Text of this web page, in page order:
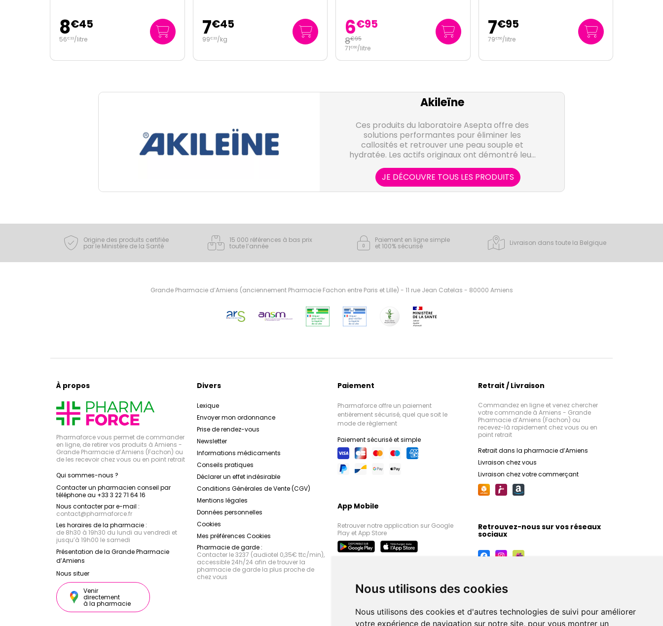
Nous utilisons des cookies
Nous utilisons des cookies et d'autres technologies de suivi pour améliorer
votre expérience de navigation sur notre site, pour vous montrer un
7€45
99€33/kg 6€95
8€95 7€95
79€50/ 3€50
175€00/litre
Akileïne
Ces produits du laboratoire Asepta offre des
solutions performantes pour éliminer les
callosités et retrouver une peau souple et
hydratée. Les actifs originaux ont démontré leur
JE DÉCOUVRE TOUS LES PRODUITS
Origine des produits certifiée
par le Ministère de la Santé
15 000 références à bas prix
toute l’année
Paiement en ligne simple
et 100% sécurisé Livraison dans toute la Belgique
Grande Pharmacie d’Amiens (anciennement Pharmacie Fachon entre Paris et Lille) - 11 rue Jean Catelas - 80000 Amiens
À propos
Pharmaforce vous permet de commander
en ligne, de retirer vos produits à Amiens -
Grande Pharmacie d’Amiens (Fachon) ou
de les recevoir chez vous ou en point retrait
Qui sommes-nous ?
Contacter un pharmacien conseil par
téléphone au +33 3 22 71 64 16
Nous contacter par e-mail :
contact@pharmaforce.fr
Les horaires de la pharmacie :
de 8h30 à 19h30 du lundi au vendredi et
jusqu’à 19h00 le samedi
Présentation de la Grande Pharmacie
d’Amiens
Nous situer
Venir
directement
à la pharmacie
Divers
Lexique
Envoyer mon ordonnance
Prise de rendez-vous
Newsletter
Informations médicaments
Conseils pratiques
Déclarer un effet indésirable
Conditions Générales de Vente (CGV)
Mentions légales
Données personnelles
Cookies
Mes préférences Cookies
Pharmacie de garde :
Contacter le 3237 (audiotel 0,35€ ttc/min),
accessible 24h/24 afin de trouver la
pharmacie de garde la plus proche de
chez vous
Paiement
Pharmaforce offre un paiement
entièrement sécurisé, quel que soit le
mode de règlement
Paiement sécurisé et simple
App Mobile
Retrouver notre application sur Google
Play et App Store
Retrait / Livraison
Commandez en ligne et venez chercher
votre commande à Amiens - Grande
Pharmacie d’Amiens (Fachon) ou
recevez-là rapidement chez vous ou en
point retrait
Retrait dans la pharmacie d’Amiens
Livraison chez vous
Livraison chez votre commerçant
Retrouvez-nous sur vos réseaux
sociaux